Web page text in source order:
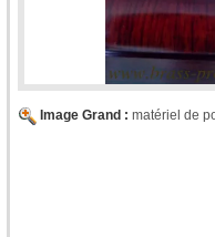
Image Grand : matériel de